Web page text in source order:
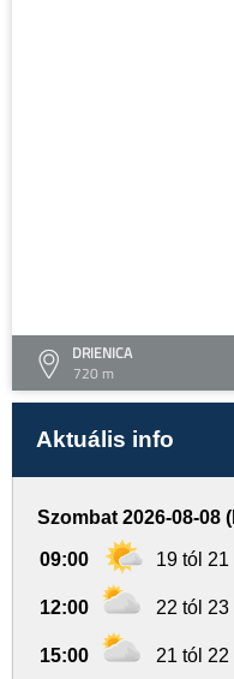
DRIENICA
720 m
Aktuális info
Szombat 2026-08-08
09:00 19 tól 21
12:00 22 tól 23
15:00 21 tól 22